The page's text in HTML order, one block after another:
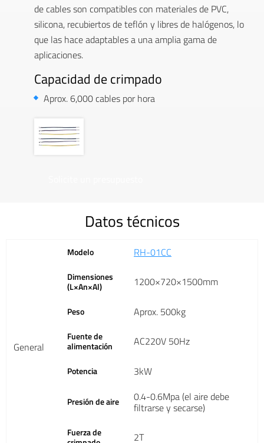
de cables son compatibles con materiales de PVC,
silicona, recubiertos de teflón y libres de halógenos, lo
que las hace adaptables a una amplia gama de
aplicaciones.
Capacidad de crimpado
Aprox. 6,000 cables por hora
Datos técnicos
General
Modelo RH-01CC
Dimensiones
(L×An×Al) 1200×720×1500mm
Peso Aprox. 500kg
Fuente de
alimentación AC220V 50Hz
Potencia 3kW
Presión de aire 0.4-0.6Mpa (el aire debe
filtrarse y secarse)
Fuerza de 2T